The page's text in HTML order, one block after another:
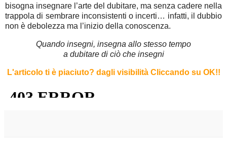
bisogna insegnare l’arte del dubitare, ma senza cadere nella
trappola di sembrare inconsistenti o incerti… infatti, il dubbio
non è debolezza ma l’inizio della conoscenza.
Quando insegni, insegna allo stesso tempo
a dubitare di ciò che insegni
L'articolo ti è piaciuto? dagli visibilità Cliccando su OK!!